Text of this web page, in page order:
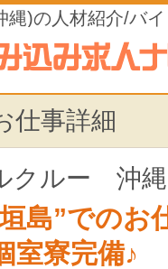
縄)の人材紹介/バ
仕事詳細
クルー 沖
垣島”での
室寮完備♪